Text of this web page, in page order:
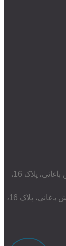
مدیریت: تهران، قلهک، خیابان کدویی، نبش باغانی، پلاک 16،
دفتر فنی: تهران، قلهک، خیابان کدویی، نبش باغانی، پلاک 16،